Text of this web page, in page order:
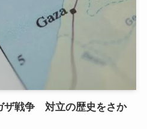
ザ戦争 対立の歴史をさか